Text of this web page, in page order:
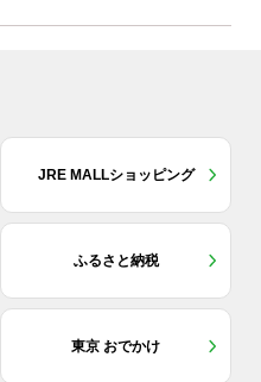
JRE MALLショッピング
ふるさと納税
東京 おでかけ